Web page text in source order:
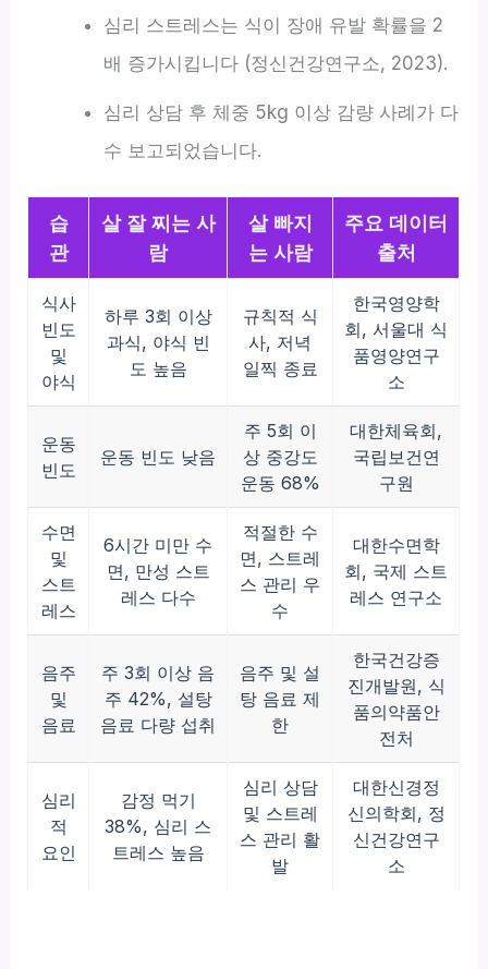
심리 스트레스는 식이 장애 유발 확률을 2
배 증가시킵니다 (정신건강연구소, 2023).
심리 상담 후 체중 5kg 이상 감량 사례가 다
수 보고되었습니다.
습
관
살 잘 찌는 사
람
살 빠지
는 사람
주요 데이터
출처
식사
빈도
및
야식
하루 3회 이상
과식, 야식 빈
도 높음
규칙적 식
사, 저녁
일찍 종료
한국영양학
회, 서울대 식
품영양연구
소
운동
빈도
운동 빈도 낮음
주 5회 이
상 중강도
운동 68%
대한체육회,
국립보건연
구원
수면
및
스트
레스
6시간 미만 수
면, 만성 스트
레스 다수
적절한 수
면, 스트레
스 관리 우
수
대한수면학
회, 국제 스트
레스 연구소
음주
및
음료
주 3회 이상 음
주 42%, 설탕
음료 다량 섭취
음주 및 설
탕 음료 제
한
한국건강증
진개발원, 식
품의약품안
전처
심리
적
요인
감정 먹기
38%, 심리 스
트레스 높음
심리 상담
및 스트레
스 관리 활
발
대한신경정
신의학회, 정
신건강연구
소